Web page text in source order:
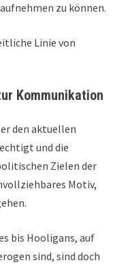
zu können.
Linie von
Kommunikation
den aktuellen
und die
Zielen der
Motiv,
bis Hooligans, auf
sind, sind doch